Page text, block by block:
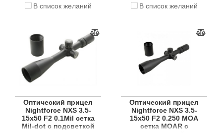
В список желаний В список желаний
Оптический прицел
Nightforce NXS 3.5-
15x50 F2 0.1Mil сетка
Mil-dot с подсветкой
Оптический прицел
Nightforce NXS 3.5-
15x50 F2 0.250 MOA
сетка MOAR с